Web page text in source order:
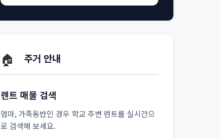
🏠 주거 안내
렌트 매물 검색
엄마, 가족동반인 경우 학교 주변 렌트를 실시간으
로 검색해 보세요.